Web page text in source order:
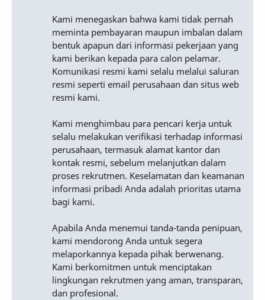
Kami menegaskan bahwa kami tidak pernah
meminta pembayaran maupun imbalan dalam
bentuk apapun dari informasi pekerjaan yang
kami berikan kepada para calon pelamar.
Komunikasi resmi kami selalu melalui saluran
resmi seperti email perusahaan dan situs web
resmi kami.
Kami menghimbau para pencari kerja untuk
selalu melakukan verifikasi terhadap informasi
perusahaan, termasuk alamat kantor dan
kontak resmi, sebelum melanjutkan dalam
proses rekrutmen. Keselamatan dan keamanan
informasi pribadi Anda adalah prioritas utama
bagi kami.
Apabila Anda menemui tanda-tanda penipuan,
kami mendorong Anda untuk segera
melaporkannya kepada pihak berwenang.
Kami berkomitmen untuk menciptakan
lingkungan rekrutmen yang aman, transparan,
dan profesional.